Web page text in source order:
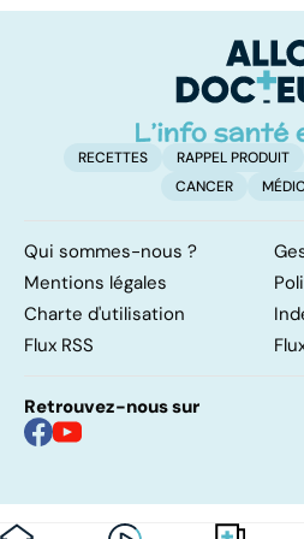
RECETTES RAPPEL PRODUIT
CANCER
Qui sommes-nous ?
Mentions légales
Charte d'utilisation
Flux RSS
Retrouvez-nous sur